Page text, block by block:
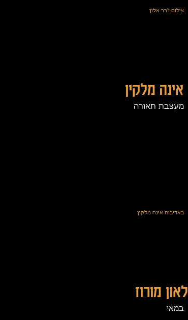
צילום ז'רר אלון
אינה מלקין
מעצבת תאורה
באדיבות אינה מלקין
לאון מורוז
במאי